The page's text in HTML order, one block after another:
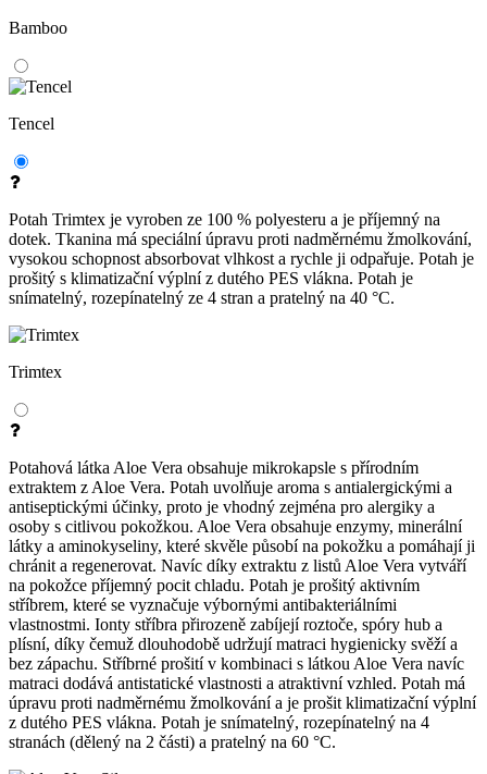
Bamboo
Tencel
Potah Trimtex je vyroben ze 100 % polyesteru a je příjemný na
dotek. Tkanina má speciální úpravu proti nadměrnému žmolkování,
vysokou schopnost absorbovat vlhkost a rychle ji odpařuje. Potah je
prošitý s klimatizační výplní z dutého PES vlákna. Potah je
snímatelný, rozepínatelný ze 4 stran a pratelný na 40 °C.
Trimtex
Potahová látka Aloe Vera obsahuje mikrokapsle s přírodním
extraktem z Aloe Vera. Potah uvolňuje aroma s antialergickými a
antiseptickými účinky, proto je vhodný zejména pro alergiky a
osoby s citlivou pokožkou. Aloe Vera obsahuje enzymy, minerální
látky a aminokyseliny, které skvěle působí na pokožku a pomáhají ji
chránit a regenerovat. Navíc díky extraktu z listů Aloe Vera vytváří
na pokožce příjemný pocit chladu. Potah je prošitý aktivním
stříbrem, které se vyznačuje výbornými antibakteriálními
vlastnostmi. Ionty stříbra přirozeně zabíjejí roztoče, spóry hub a
plísní, díky čemuž dlouhodobě udržují matraci hygienicky svěží a
bez zápachu. Stříbrné prošití v kombinaci s látkou Aloe Vera navíc
matraci dodává antistatické vlastnosti a atraktivní vzhled. Potah má
úpravu proti nadměrnému žmolkování a je prošit klimatizační výplní
z dutého PES vlákna. Potah je snímatelný, rozepínatelný na 4
stranách (dělený na 2 části) a pratelný na 60 °C.